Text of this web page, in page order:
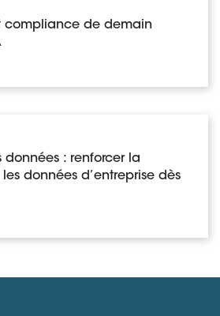
compliance de demain
données : renforcer la
données d’entreprise dès